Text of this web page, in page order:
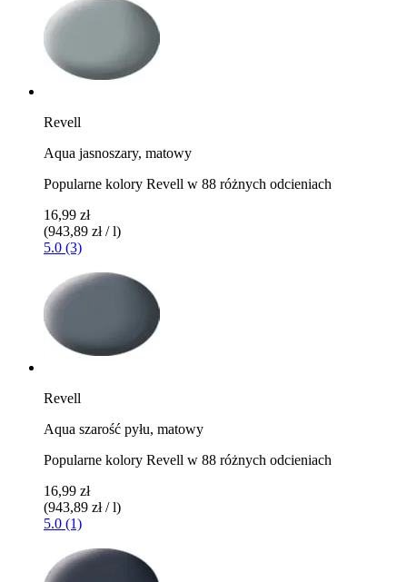
Revell
Aqua jasnoszary, matowy
Popularne kolory Revell w 88 różnych odcieniach
16,99 zł
(943,89 zł / l)
5.0 (3)
Revell
Aqua szarość pyłu, matowy
Popularne kolory Revell w 88 różnych odcieniach
16,99 zł
(943,89 zł / l)
5.0 (1)